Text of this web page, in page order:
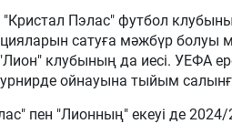
Пэлас" футбол
сатуға мәжбүр болуы
клубының да иесі. УЕФА
ойнауына тыйым
пен "Лионның" екеуі де